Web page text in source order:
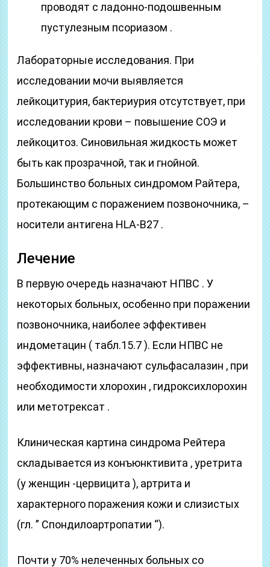
проводят с ладонно-подошвенным
пустулезным псориазом .
Лабораторные исследования. При
исследовании мочи выявляется
лейкоцитурия, бактериурия отсутствует, при
исследовании крови – повышение СОЭ и
лейкоцитоз. Синовильная жидкость может
быть как прозрачной, так и гнойной.
Большинство больных синдромом Райтера,
протекающим с поражением позвоночника, –
носители антигена HLA-B27 .
Лечение
В первую очередь назначают НПВС . У
некоторых больных, особенно при поражении
позвоночника, наиболее эффективен
индометацин ( табл.15.7 ). Если НПВС не
эффективны, назначают сульфасалазин , при
необходимости хлорохин , гидроксихлорохин
или метотрексат .
Клиническая картина синдрома Рейтера
складывается из конъюнктивита , уретрита
(у женщин -цервицита ), артрита и
характерного поражения кожи и слизистых
(гл. ” Спондилоартропатии “).
Почти у 70% нелеченных больных со